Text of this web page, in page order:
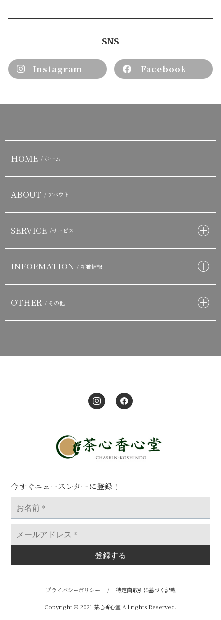
SNS
Instagram Facebook
HOME / ホーム
ABOUT / アバウト
SERVICE /サービス
INFORMATION / 新着情報
OTHER / その他
今すぐニュースレターに登録！
お
*
メ
ア
ス
プライバシーポリシー / 特定商取引に基づく記載
Copyright © 2021 茶心香心堂 All rights Reserved.